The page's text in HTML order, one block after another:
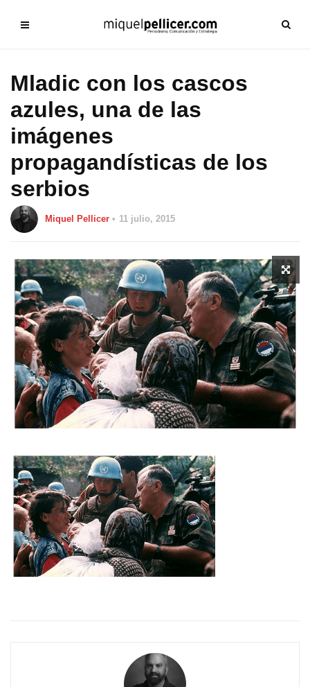
Mladic con los cascos
azules, una de las
imágenes
propagandísticas de los
serbios
Miquel Pellicer 11 julio, 2015